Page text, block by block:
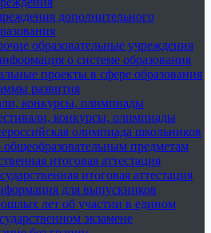
дополнительного
образовательные учреждения
о системе образования
проекты в сфере образования
развития
конкурсы, олимпиады
конкурсы, олимпиады
олимпиада школьников
общеобразовательным предметам
итоговая аттестация
итоговая аттестация
для выпускников
лет об участии в едином
экзамене